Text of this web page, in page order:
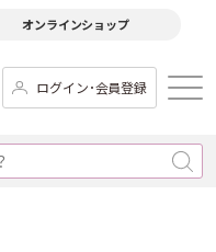
オンラインショップ
ログイン･会員登録